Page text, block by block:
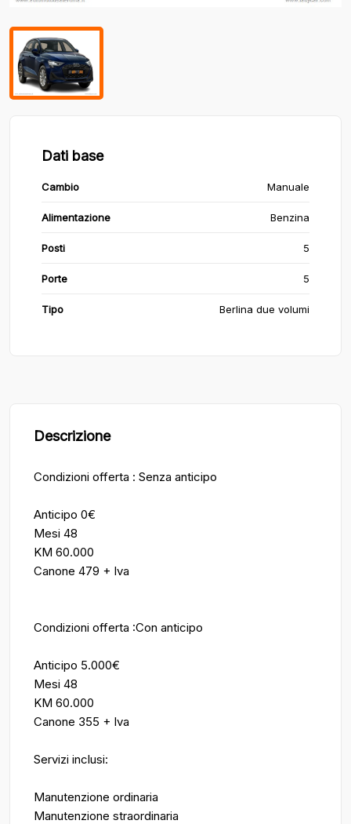
Dati base
Cambio Manuale
Alimentazione Benzina
Posti 5
Porte 5
Tipo Berlina due volumi
Descrizione
Condizioni offerta : Senza anticipo
Anticipo 0€
Mesi 48
KM 60.000
Canone 479 + Iva
Condizioni offerta :Con anticipo
Anticipo 5.000€
Mesi 48
KM 60.000
Canone 355 + Iva
Servizi inclusi:
Manutenzione ordinaria
Manutenzione straordinaria